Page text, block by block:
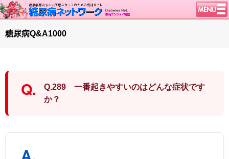
トップページ
糖尿病のきほん
特集・連載
糖尿病Q&A1000
Q.289 一番起きやすいのはどんな症状です
か？